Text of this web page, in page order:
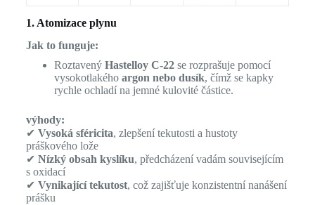
1. Atomizace plynu
Jak to funguje:
Roztavený Hastelloy C-22se rozprašuje pomocí
vysokotlakého argon nebo dusík, čímž se kapky
rychle ochladí na jemné kulovité částice.
výhody:
✔ Vysoká sféricita, zlepšení tekutosti a hustoty
práškového lože
✔ Nízký obsah kyslíku, předcházení vadám souvisejícím
s oxidací
✔ Vynikající tekutost, což zajišťuje konzistentní nanášení
prášku